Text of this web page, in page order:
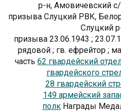
р-н, Амовичевский
призыва Слуцкий РВК,
Слуцкий
призыва 23.06.1943 ;
рядовой; гв. ефрейтор ;
часть 62 гвардейский
гвардейского
28 гвардейский
149 армейский
полк Награды